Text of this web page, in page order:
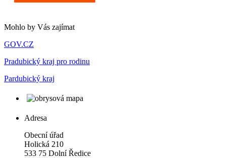
Mohlo by Vás zajímat
GOV.CZ
Pradubický kraj pro rodinu
Pardubický kraj
Adresa
Obecní úřad
Holická 210
533 75 Dolní Ředice